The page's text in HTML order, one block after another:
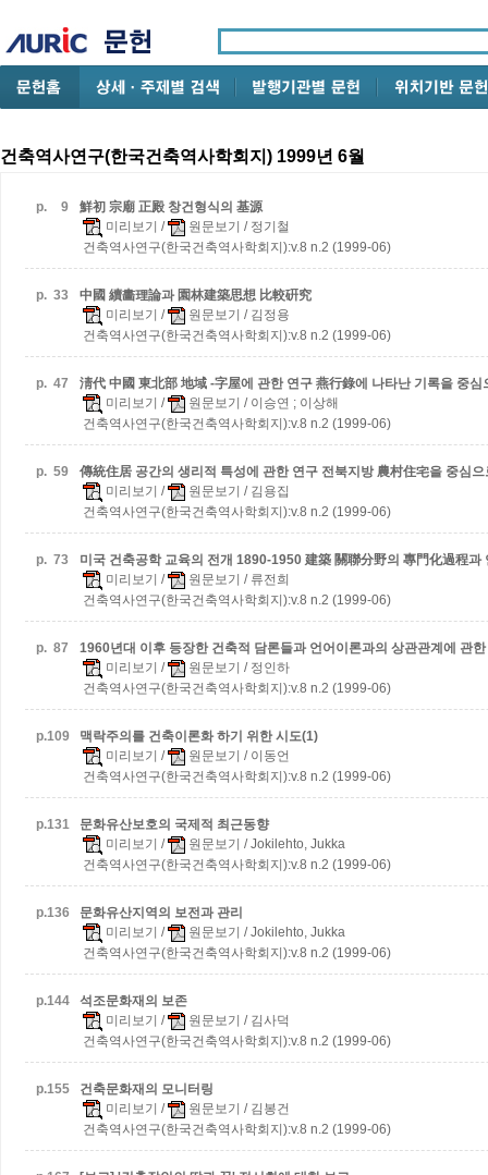
건축역사연구(한국건축역사학회지) 1999년 6월
p. 9
鮮初 宗廟 正殿 창건형식의 基源
미리보기 / 원문보기 / 정기철
건축역사연구(한국건축역사학회지):v.8 n.2 (1999-06)
p. 33
中國 續畵理論과 園林建築思想 比較硏究
미리보기 / 원문보기 / 김정용
건축역사연구(한국건축역사학회지):v.8 n.2 (1999-06)
p. 47 淸代 中國 東北部 地域 -字屋에 관한 연구 燕行錄에 나타난 기록을 중심
미리보기 / 원문보기 / 이승연 ; 이상해
건축역사연구(한국건축역사학회지):v.8 n.2 (1999-06)
p. 59 傳統住居 공간의 생리적 특성에 관한 연구 전북지방 農村住宅을 중심으
미리보기 / 원문보기 / 김용집
건축역사연구(한국건축역사학회지):v.8 n.2 (1999-06)
p. 73 미국 건축공학 교육의 전개 1890-1950 建築 關聯分野의 專門化過程과
미리보기 / 원문보기 / 류전희
건축역사연구(한국건축역사학회지):v.8 n.2 (1999-06)
p. 87
1960년대 이후 등장한 건축적 담론들과 언어이론과의 상관관계에 관
미리보기 / 원문보기 / 정인하
건축역사연구(한국건축역사학회지):v.8 n.2 (1999-06)
p.109
맥락주의를 건축이론화 하기 위한 시도(1)
미리보기 / 원문보기 / 이동언
건축역사연구(한국건축역사학회지):v.8 n.2 (1999-06)
p.131
문화유산보호의 국제적 최근동향
미리보기 / 원문보기 / Jokilehto, Jukka
건축역사연구(한국건축역사학회지):v.8 n.2 (1999-06)
p.136
문화유산지역의 보전과 관리
미리보기 / 원문보기 / Jokilehto, Jukka
건축역사연구(한국건축역사학회지):v.8 n.2 (1999-06)
p.144
석조문화재의 보존
미리보기 / 원문보기 / 김사덕
건축역사연구(한국건축역사학회지):v.8 n.2 (1999-06)
p.155
건축문화재의 모니터링
미리보기 / 원문보기 / 김봉건
건축역사연구(한국건축역사학회지):v.8 n.2 (1999-06)